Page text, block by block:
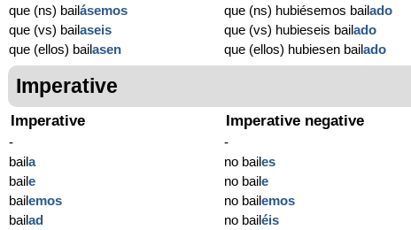
que (ns) bailásemos
que (vs) bailaseis
que (ellos) bailasen
que (ns) hubiésemos bailado
que (vs) hubieseis bailado
que (ellos) hubiesen bailado
Imperative
Imperative
-
baila
baile
bailemos
bailad
Imperative negative
-
no bailes
no baile
no bailemos
no bailéis